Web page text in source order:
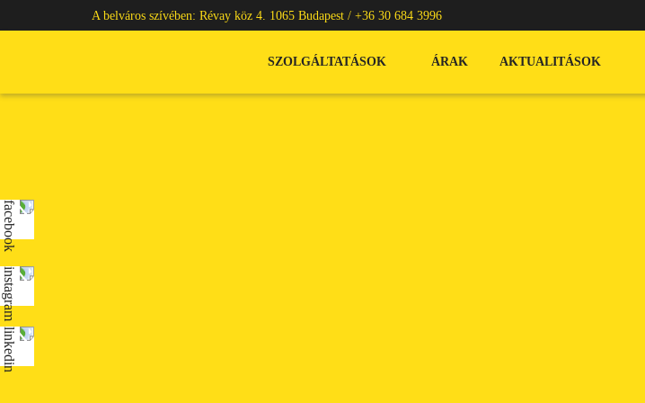
A belváros szívében: Révay köz 4. 1065 Budapest / +36 30 684 3996
SZOLGÁLTATÁSOK ÁRAK AKTUALITÁSOK